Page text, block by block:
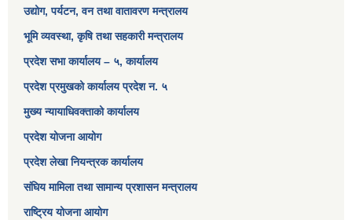
उद्योग, पर्यटन, वन तथा वातावरण मन्त्रालय
भूमि व्यवस्था, कृषि तथा सहकारी मन्त्रालय
प्रदेश सभा कार्यालय – ५, कार्यालय
प्रदेश प्रमुखको कार्यालय प्रदेश न. ५
मुख्य न्यायाधिवक्ताको कार्यालय
प्रदेश योजना आयोग
प्रदेश लेखा नियन्त्रक कार्यालय
संघिय मामिला तथा सामान्य प्रशासन मन्त्रालय
राष्ट्रिय योजना आयोग